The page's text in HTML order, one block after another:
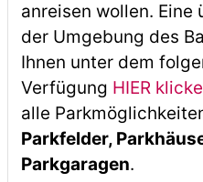
anreisen wollen.
der Umgebung des
Ihnen unter dem
Verfügung HIER
alle
Parkfelder,
Parkgaragen.